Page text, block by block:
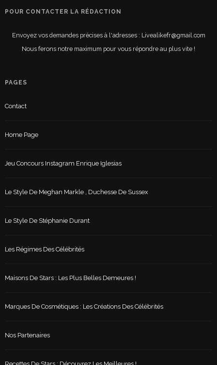
POUR CONTACTER LA RÉDACTION
Envoyez vos demandes précises à l'adresses : Livealikefr@gmail.com
Nous ferons notre maximum pour vous répondre au plus vite !
PAGES
Contact
Home Page
Jeu Concours Instagram Enrique Iglesias
Le Style De Meghan Markle , Duchesse De Sussex
Le Style De Stéphanie Durant
Les Régimes Des Célébrités
Maisons De Stars : Les Plus Belles Demeures !
Marques De Cosmétiques : Les Créations Des Célébrités
Nos Partenaires